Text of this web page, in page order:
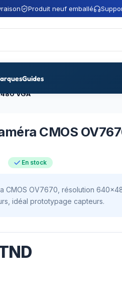
Produit neuf emballé
Guides
VGA
CMOS
En stock
CMOS OV7670, résolution
idéal prototypage capteurs.